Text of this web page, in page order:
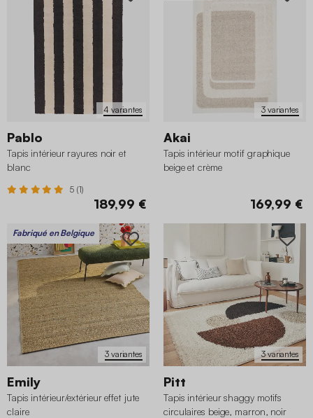
4 variantes
Pablo
Tapis intérieur rayures noir et
blanc
5 (1)
189,99 €
3 variantes
Akai
Tapis intérieur motif graphique
beige et crème
169,99 €
3 variantes
Fabriqué en Belgique
Emily
Tapis intérieur/extérieur effet jute
claire
3 variantes
Pitt
Tapis intérieur shaggy motifs
circulaires beige, marron, noir